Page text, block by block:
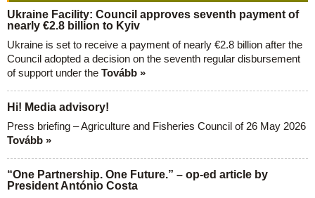
Ukraine Facility: Council approves seventh payment of
nearly €2.8 billion to Kyiv
Ukraine is set to receive a payment of nearly €2.8 billion after the
Council adopted a decision on the seventh regular disbursement
of support under the Tovább »
Hi! Media advisory!
Press briefing – Agriculture and Fisheries Council of 26 May 2026
Tovább »
“One Partnership. One Future.” – op-ed article by
President António Costa